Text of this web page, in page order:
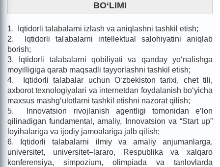
BO‘LIMI
1. Iqtidorli talabalarni izlash va aniqlashni tashkil etish;
2. Iqtidorli talabalarni intellektual salohiyatini aniqlab
borish;
3. Iqtidorli talabalarni qobiliyati va qanday yo‘nalishga
moyilligiga qarab maqsadli tayyorlashni tashkil etish;
4. Iqtidorli talabalar uchun O‘zbekiston tarixi, chet tili,
axborot texnologiyalari va internetdan foydalanish bo‘yicha
maxsus mashg‘ulotlarni tashkil etishni nazorat qilish;
5. Innovatsion rivojlanish agentligi tomonidan e’lon
qilinadigan fundamental, amaliy, Innovatsion va “Start up”
loyihalariga va ijodiy jamoalariga jalb qilish;
6. Iqtidorli talabalarni ilmiy va amaliy anjumanlarga,
universitet, universitet–lararo, Respublika va xalqaro
konferensiya, simpozium, olimpiada va tanlovlarda